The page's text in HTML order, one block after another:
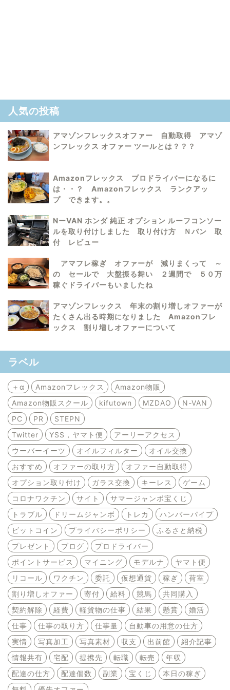
人気の投稿
アマゾンフレックスオファー 自動取得 アマゾ
ンフレックス オファー ツールとは？？？
Amazonフレックス プロドライバーになるに
は・・？ Amazonフレックス ランクアッ
プ できます。。
NーVAN ホンダ 純正 オプション ルーフコンソー
ルを取り付けしました 取り付け方 Ｎバン 取
付 レビュー
アマフレ稼ぎ オファーが 減りまくって ～
の セールで 大盤振る舞い ２週間で ５０万
稼ぐドライバーもいましたね
アマゾンフレックス 年末の割り増しオファーが
たくさん出る時期になりました Amazonフレ
ックス 割り増しオファーについて
ラベル
＋α Amazonフレックス
Amazon物販
Amazon物販スクール
kifutown MZDAO
N-VAN
PC
PR
STEPN
Twitter
YSS，ヤマト便
アーリーアクセス
ウーバーイーツ
オイルフィルター
オイル交換
おすすめ
オファーの取り方
オファー自動取得
オプション取り付け
ガラス交換 キーレス
ゲーム
コロナワクチン
サイト
サマージャンボ宝くじ
トラブル
ドリームジャンボ トレカ
ハンバーパイプ
ビットコイン
プライバシーポリシー
ふるさと納税
プレゼント
ブログ
プロドライバー
ポイントサービス
マイニング モデルナ
ヤマト便
リコール
ワクチン 委託 仮想通貨 稼ぎ
荷室
割り増しオファー
寄付 給料 競馬
共同購入
契約解除
経費 軽貨物の仕事 結果 懸賞
婚活
仕事
仕事の取り方 仕事量
自動車の用意の仕方
実情
写真加工 写真素材 収支 出前館
紹介記事
情報共有
宅配 提携先 転職 転売
年収
配達の仕方
配達個数 副業 宝くじ
本日の稼ぎ